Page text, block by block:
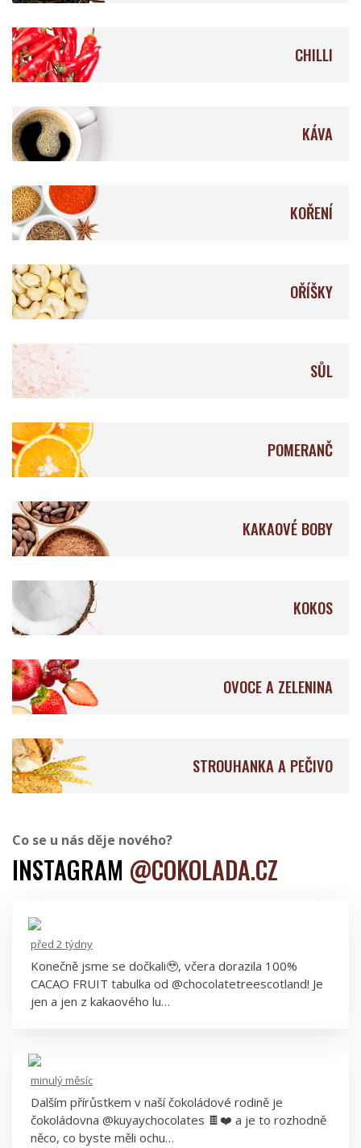
Åkesson's Feitoria do Cacao
Lílá Čokoláda
La Naya Krak Chocolade
Qantu Chocolat
Auro Chocolate
Origines Chocolate
Aroko Chocolate Pure Chocolate Jamaica
Baianí Chocolates KURS & SJOKOLADE
Goodio Chocolate Choba Choba
Kuyay
CHILLI
KÁVA
KOŘENÍ
OŘÍŠKY
SŮL
POMERANČ
KAKAOVÉ BOBY
KOKOS
OVOCE A ZELENINA
STROUHANKA A PEČIVO
Co se u nás děje nového?
INSTAGRAM @COKOLADA.CZ
před 2 týdny
Konečně jsme se dočkali🥹, včera dorazila 100%
CACAO FRUIT tabulka od @chocolatetreescotland! Je
jen a jen z kakaového lu…
minulý měsíc
Dalším přírůstkem v naší čokoládové rodině je
čokoládovna @kuyaychocolates 🍫❤️ a je to rozhodně
něco, co byste měli ochu…